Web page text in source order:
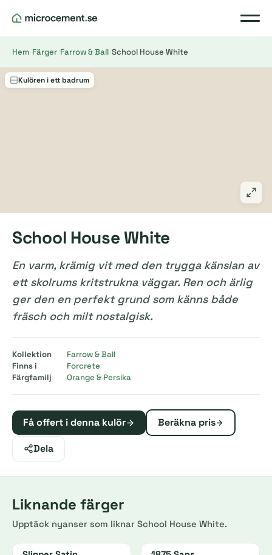
Hem Färger Farrow & Ball School House White
Kulören i ett badrum
School House White
En varm, krämig vit med den trygga känslan av
ett skolrums kritstrukna väggar. Ren och ärlig
ger den en perfekt grund som känns både
fräsch och milt nostalgisk.
Kollektion
Farrow & Ball
Finns i
Forcrete
Färgfamilj
Orange & Persika
Få offert i denna kulör Beräkna pris
Dela
Liknande färger
Upptäck nyanser som liknar School House White.